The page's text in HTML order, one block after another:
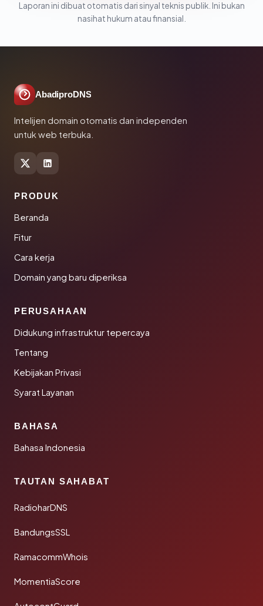
Laporan ini dibuat otomatis dari sinyal teknis publik. Ini bukan
nasihat hukum atau finansial.
AbadiproDNS
Intelijen domain otomatis dan independen
untuk web terbuka.
PRODUK
Beranda
Fitur
Cara kerja
Domain yang baru diperiksa
PERUSAHAAN
Didukung infrastruktur tepercaya
Tentang
Kebijakan Privasi
Syarat Layanan
BAHASA
Bahasa Indonesia
TAUTAN SAHABAT
RadioharDNS
BandungsSSL
RamacommWhois
MomentiaScore